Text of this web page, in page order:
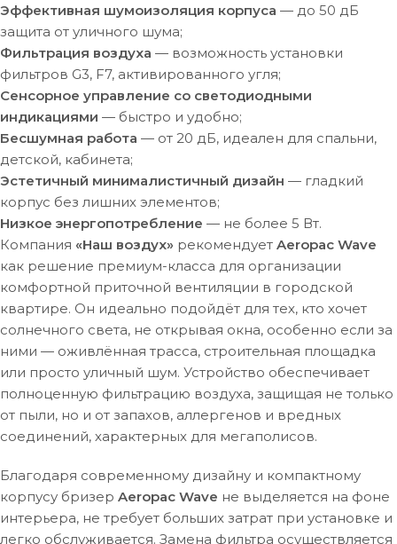
Эффективная шумоизоляция корпуса — до 50 дБ
защита от уличного шума;
Фильтрация воздуха — возможность установки
фильтров G3, F7, активированного угля;
Сенсорное управление со светодиодными
индикациями — быстро и удобно;
Бесшумная работа — от 20 дБ, идеален для спальни,
детской, кабинета;
Эстетичный минималистичный дизайн — гладкий
корпус без лишних элементов;
Низкое энергопотребление — не более 5 Вт.
Компания «Наш воздух» рекомендует Aeropac Wave
как решение премиум-класса для организации
комфортной приточной вентиляции в городской
квартире. Он идеально подойдёт для тех, кто хочет
солнечного света, не открывая окна, особенно если за
ними — оживлённая трасса, строительная площадка
или просто уличный шум. Устройство обеспечивает
полноценную фильтрацию воздуха, защищая не только
от пыли, но и от запахов, аллергенов и вредных
соединений, характерных для мегаполисов.
Благодаря современному дизайну и компактному
корпусу бризер Aeropac Wave не выделяется на фоне
интерьера, не требует больших затрат при установке и
легко обслуживается. Замена фильтра осуществляется